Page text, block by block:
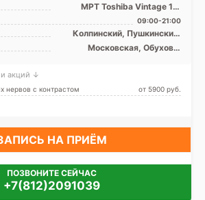
МРТ Toshiba Vintage 1.5
Тесла, закрытого типа, УЗИ
09:00-21:00
Колпинский, Пушкинский,
Лен. область
Московская, Обухово,
и акций ↓
нервов с контрастом от 5900 pуб.
НА ПРИЁМ
ПОЗВОНИТЕ СЕЙЧАС
+7(812)2091039